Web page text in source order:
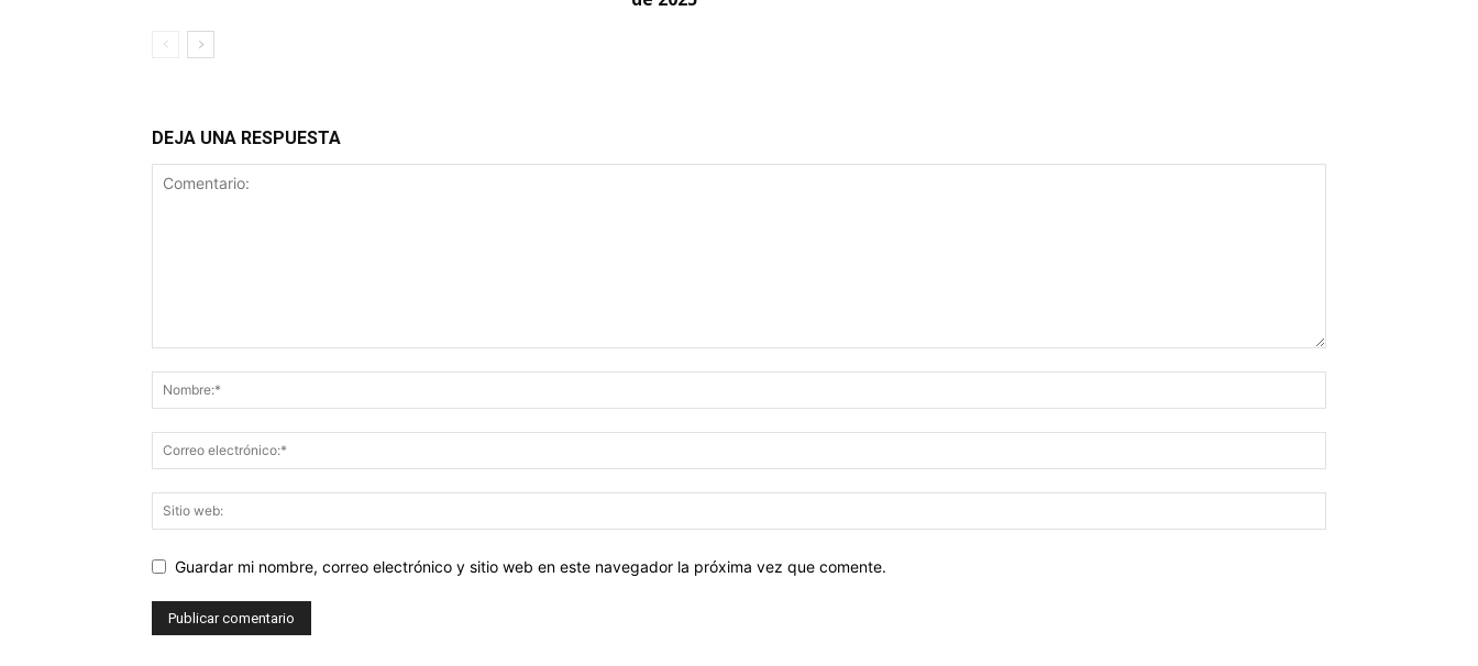
DEJA UNA RESPUESTA
Guardar mi nombre, correo electrónico y sitio web en este navegador la próxima vez que comente.